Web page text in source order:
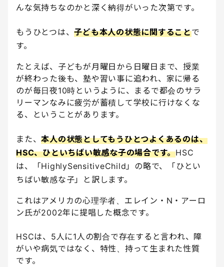
んな気持ちなのかと深く納得がいった次第です。
もうひとつは、子ども本人の状態に関することで
す。
たとえば、子どもが月曜日から日曜日まで、授業
が終わった後も、塾や習い事に追われ、家に帰る
のが毎日夜10時というように、まるで都会のサラ
リーマンなみに疲労が蓄積して学校に行けなくな
る、ということがあります。
また、本人の状態としてもうひとつよくあるのは、
HSC、ひといちばい敏感な子の場合です。HSC
は、「HighlySensitiveChild」の略で、「ひとい
ちばい敏感な子」と訳します。
これはアメリカの心理学者、エレイン・N・アーロ
ン氏が2002年に提唱した概念です。
HSCは、5人に1人の割合で存在すると言われ、障
がいや病気ではなく、特性、持って生まれた性質
です。